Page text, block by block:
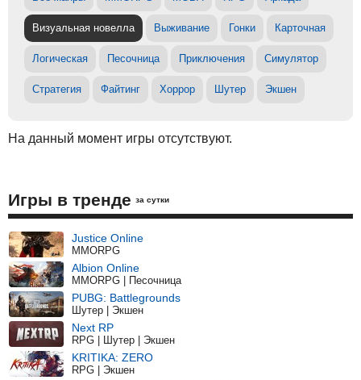
Визуальная новелла Выживание Гонки Карточная
Логическая Песочница Приключения Симулятор
Стратегия Файтинг Хоррор Шутер Экшен
На данный момент игры отсутствуют.
Игры в тренде за сутки
Justice Online
MMORPG
Albion Online
MMORPG | Песочница
PUBG: Battlegrounds
Шутер | Экшен
Next RP
RPG | Шутер | Экшен
KRITIKA: ZERO
RPG | Экшен